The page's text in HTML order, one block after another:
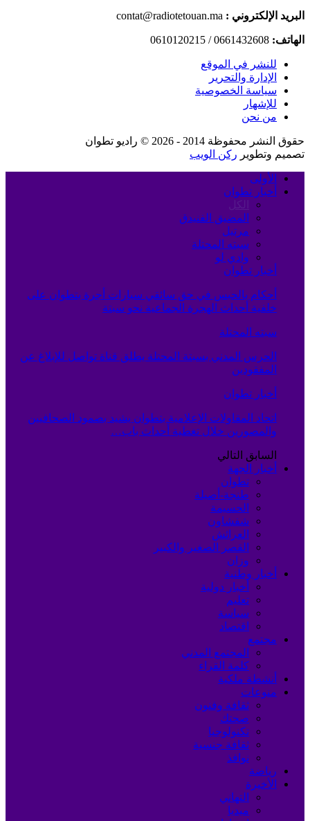
البريد الإلكتروني : contat@radiotetouan.ma
الهاتف: 0661432608 / 0610120215
للنشر في الموقع
الإدارة والتحرير
سياسة الخصوصية
للإشهار
من نحن
حقوق النشر محفوظة 2014 - 2026 © راديو تطوان
تصميم وتطوير ركن الويب
الأولى
أخبار تطوان
الكل
المضيق الفنيدق
مرتيل
سبته المحتلة
وادي لو
أخبار تطوان
أحكام بالحبس في حق سائقي سيارات أجرة بتطوان على
خلفية أحداث الهجرة الجماعية نحو سبتة
سبته المحتلة
الحرس المدني بسبتة المحتلة يطلق قناة تواصل للإبلاغ عن
المفقودين
أخبار تطوان
اتحاد المقاولات الإعلامية بتطوان يشيد بصمود الصحافيين
والمصورين خلال تغطية أحداث باب…
السابق التالي
أخبار الجهة
تطوان
طنجة-أصيلة
الحسيمة
شفشاون
العرائش
القصر الصغير والكبير
وزان
أخبار وطنية
أخبار دولية
تعليم
سياسة
اقتصاد
مجتمع
المجتمع المدني
كلمة القراء
أنشطة ملكية
منوعات
ثقافة وفنون
صحتك
تكنولوجيا
ثقافة جنسية
نوافذ
رياضة
الأخيرة
التهاني
ميديا